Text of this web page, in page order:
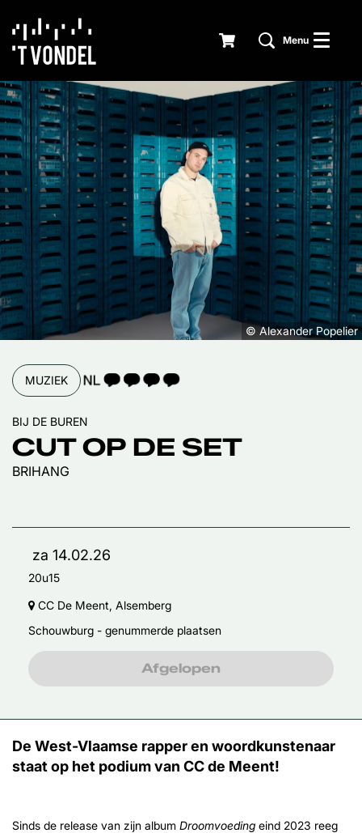
Menu
© Alexander Popelier
MUZIEK TAALICOON 4
CUT OP DE SET
BRIHANG
BIJ DE BUREN
za 14.02.26
20u15
CC De Meent, Alsemberg
Schouwburg - genummerde plaatsen
Afgelopen
De West-Vlaamse rapper en woordkunstenaar
staat op het podium van CC de Meent!
Sinds de release van zijn album Droomvoeding eind 2023 reeg